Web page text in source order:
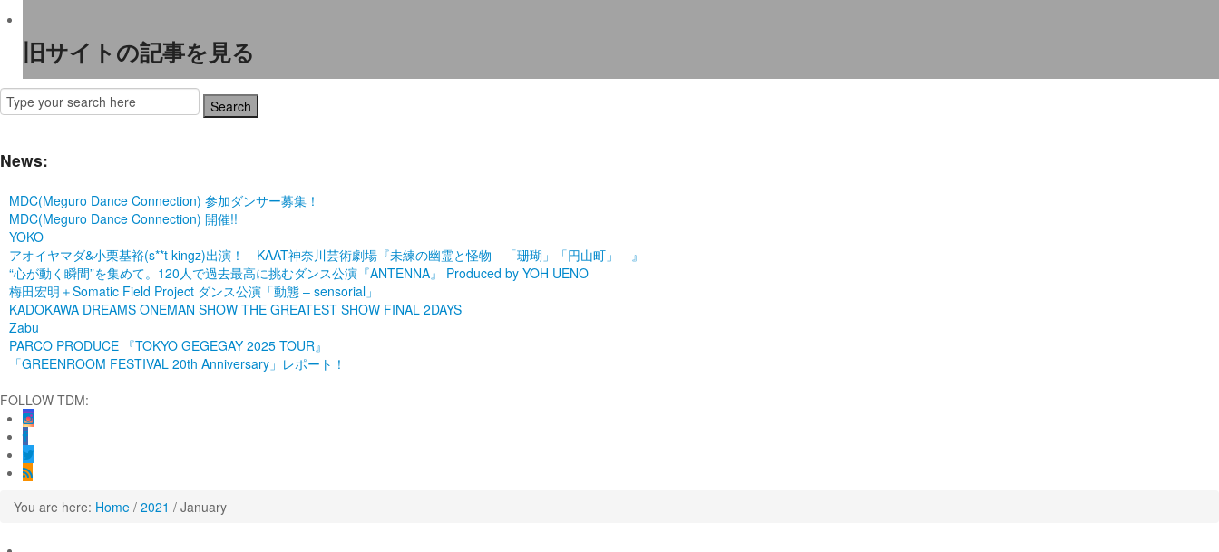
旧サイトの記事を見る
News:
MDC(Meguro Dance Connection) 参加ダンサー募集！
MDC(Meguro Dance Connection) 開催!!
YOKO
アオイヤマダ&小栗基裕(s**t kingz)出演！ KAAT神奈川芸術劇場『未練の幽霊と怪物―「珊瑚」「円山町」―』
“心が動く瞬間”を集めて。120人で過去最高に挑むダンス公演『ANTENNA』 Produced by YOH UENO
梅田宏明＋Somatic Field Project ダンス公演「動態 ‒ sensorial」
KADOKAWA DREAMS ONEMAN SHOW THE GREATEST SHOW FINAL 2DAYS
Zabu
PARCO PRODUCE 『TOKYO GEGEGAY 2025 TOUR』
「GREENROOM FESTIVAL 20th Anniversary」レポート！
FOLLOW TDM:
You are here: Home / 2021 / January